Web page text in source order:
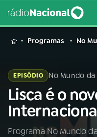
MENU
Buscar
na
Rádio
Nacional
Programas No
EPISÓDIO No Mundo da
Lisca é o
Programa No Mundo